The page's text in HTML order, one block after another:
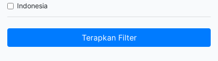
Indonesia
Terapkan Filter